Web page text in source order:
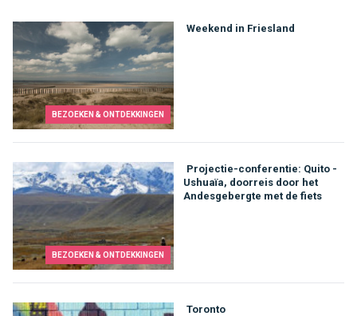
BEZOEKEN & ONTDEKKINGEN
Weekend in Friesland
BEZOEKEN & ONTDEKKINGEN
Projectie-conferentie: Quito -
Ushuaïa, doorreis door het
Andesgebergte met de fiets
Toronto